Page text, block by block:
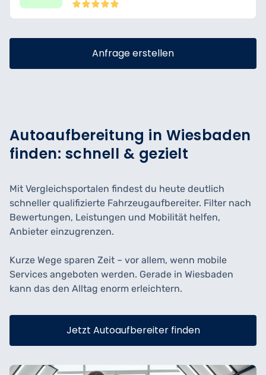
Anfrage erstellen
Autoaufbereitung in Wiesbaden
finden: schnell & gezielt
Mit Vergleichsportalen findest du heute deutlich
schneller qualifizierte Fahrzeugaufbereiter. Filter nach
Bewertungen, Leistungen und Mobilität helfen,
Anbieter einzugrenzen.
Kurze Wege sparen Zeit – vor allem, wenn mobile
Services angeboten werden. Gerade in Wiesbaden
kann das den Alltag enorm erleichtern.
Jetzt Autoaufbereiter finden